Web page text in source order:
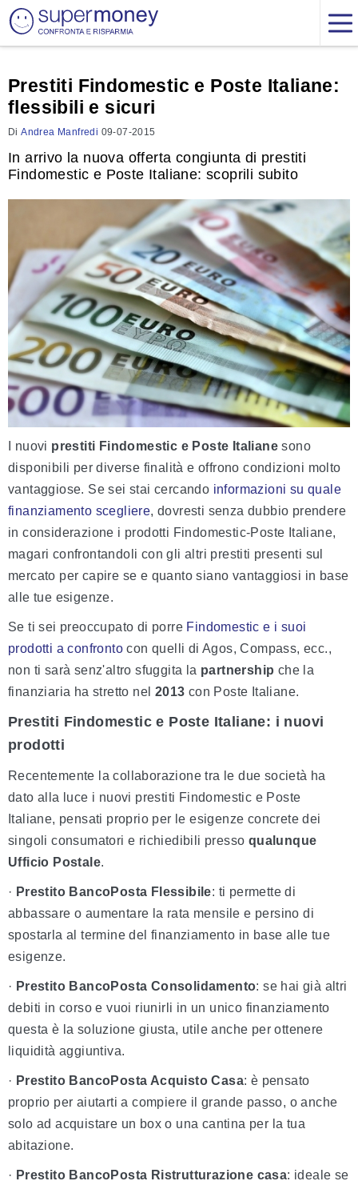
Prestiti Findomestic e Poste Italiane:
flessibili e sicuri
DiAndrea Manfredi 09-07-2015
In arrivo la nuova offerta congiunta di prestiti
Findomestic e Poste Italiane: scoprili subito
I nuovi prestiti Findomestic e Poste Italiane sono
disponibili per diverse finalità e offrono condizioni molto
vantaggiose. Se sei stai cercando informazioni su quale
finanziamento scegliere, dovresti senza dubbio prendere
in considerazione i prodotti Findomestic-Poste Italiane,
magari confrontandoli con gli altri prestiti presenti sul
mercato per capire se e quanto siano vantaggiosi in base
alle tue esigenze.
Se ti sei preoccupato di porre Findomestic e i suoi
prodotti a confronto con quelli di Agos, Compass, ecc.,
non ti sarà senz'altro sfuggita la partnership che la
finanziaria ha stretto nel 2013 con Poste Italiane.
Prestiti Findomestic e Poste Italiane: i nuovi
prodotti
Recentemente la collaborazione tra le due società ha
dato alla luce i nuovi prestiti Findomestic e Poste
Italiane, pensati proprio per le esigenze concrete dei
singoli consumatori e richiedibili presso qualunque
Ufficio Postale.
· Prestito BancoPosta Flessibile: ti permette di
abbassare o aumentare la rata mensile e persino di
spostarla al termine del finanziamento in base alle tue
esigenze.
· Prestito BancoPosta Consolidamento: se hai già altri
debiti in corso e vuoi riunirli in un unico finanziamento
questa è la soluzione giusta, utile anche per ottenere
liquidità aggiuntiva.
· Prestito BancoPosta Acquisto Casa: è pensato
proprio per aiutarti a compiere il grande passo, o anche
solo ad acquistare un box o una cantina per la tua
abitazione.
· Prestito BancoPosta Ristrutturazione casa: ideale se